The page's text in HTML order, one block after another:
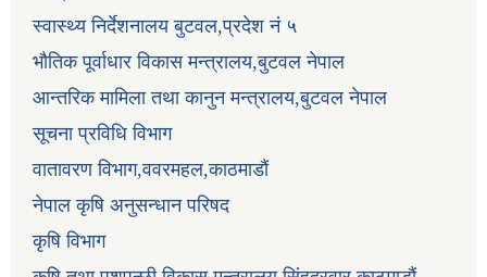
स्वास्थ्य निर्देशनालय बुटवल,प्रदेश नं ५
भौतिक पूर्वाधार विकास मन्त्रालय,बुटवल नेपाल
आन्तरिक मामिला तथा कानुन मन्त्रालय,बुटवल नेपाल
सूचना प्रविधि विभाग
वातावरण विभाग,ववरमहल,काठमाडौं
नेपाल कृषि अनुसन्धान परिषद
कृषि विभाग